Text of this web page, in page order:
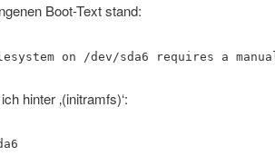
Boot-Text stand:
on /dev/sda6 requires a
hinter ‚(initramfs)‘: